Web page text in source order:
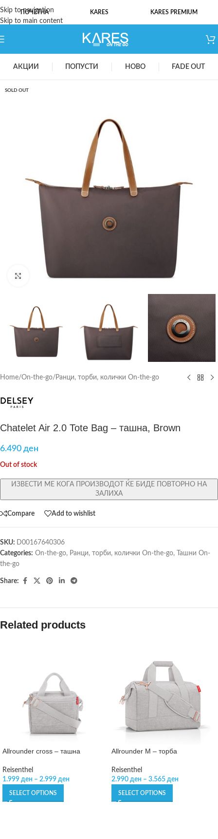
Skip to navigation
Skip to main content
ПОЧЕТНА KARES KARES PREMIUM
АКЦИИ ПОПУСТИ НОВО FADE OUT
SOLD OUT
Click to enlarge
Home/On-the-go/ Ранци, торби, колички On-the-go
Chatelet Air 2.0 Tote Bag – ташна, Brown
6.490 ден
Out of stock
ИЗВЕСТИ МЕ КОГА ПРОИЗВОДОТ ЌЕ БИДЕ ПОВТОРНО НА
ЗАЛИХА
Compare Add to wishlist
SKU: D00167640306
Categories: On-the-go, Ранци, торби, колички On-the-go,
Ташни On-
the-go
Share:
Related products
Allrounder cross – ташна
Reisenthel
1.999 ден – 2.999 ден
SELECT OPTIONS
Allrounder M – торба
Reisenthel
2.990 ден – 3.565 ден
SELECT OPTIONS